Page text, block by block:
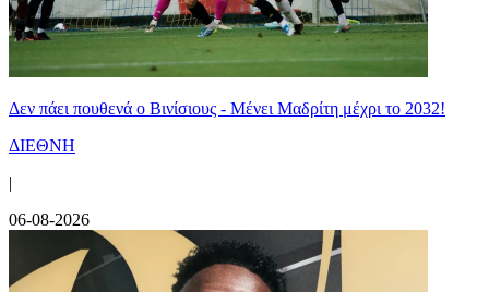
Δεν πάει πουθενά ο Βινίσιους - Μένει Μαδρίτη μέχρι το 2032!
ΔΙΕΘΝΗ
|
06-08-2026